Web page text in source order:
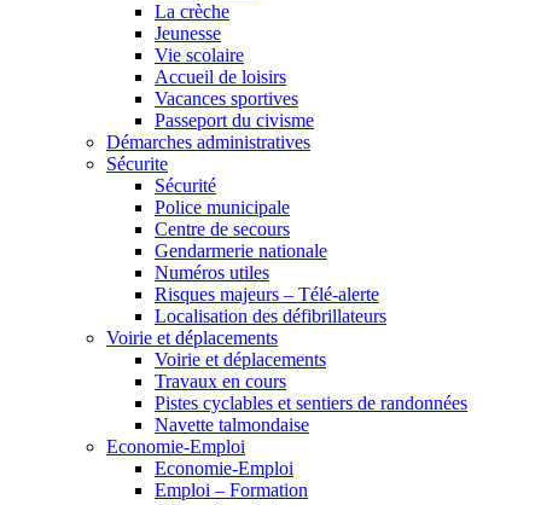
La crèche
Jeunesse
Vie scolaire
Accueil de loisirs
Vacances sportives
Passeport du civisme
Démarches administratives
Sécurite
Sécurité
Police municipale
Centre de secours
Gendarmerie nationale
Numéros utiles
Risques majeurs – Télé-alerte
Localisation des défibrillateurs
Voirie et déplacements
Voirie et déplacements
Travaux en cours
Pistes cyclables et sentiers de randonnées
Navette talmondaise
Economie-Emploi
Economie-Emploi
Emploi – Formation